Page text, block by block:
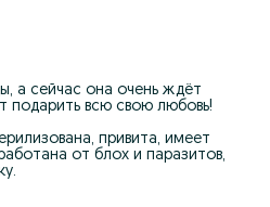
а сейчас она очень ждёт
подарить всю свою любовь!
привита, имеет
от блох и паразитов,